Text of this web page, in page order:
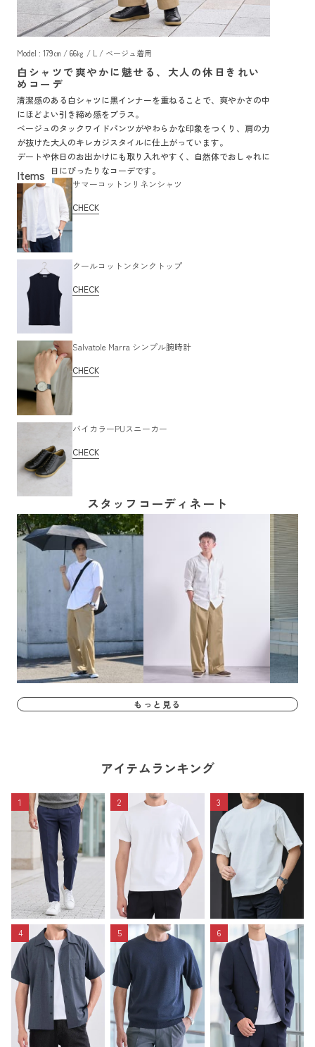
Model : 179㎝ / 66㎏ / L / ベージュ着用
白シャツで爽やかに魅せる、大人の休日きれい
めコーデ
清潔感のある白シャツに黒インナーを重ねることで、爽やかさの中
にほどよい引き締め感をプラス。
ベージュのタックワイドパンツがやわらかな印象をつくり、肩の力
が抜けた大人のキレカジスタイルに仕上がっています。
デートや休日のお出かけにも取り入れやすく、自然体でおしゃれに
見せたい日にぴったりなコーデです。
サマーコットンリネンシャツ
CHECK
クールコットンタンクトップ
CHECK
Salvatole Marra シンプル腕時計
CHECK
バイカラーPUスニーカー
CHECK
スタッフコーディネート
もっと見る
アイテムランキング
1 2 3
4 5 6